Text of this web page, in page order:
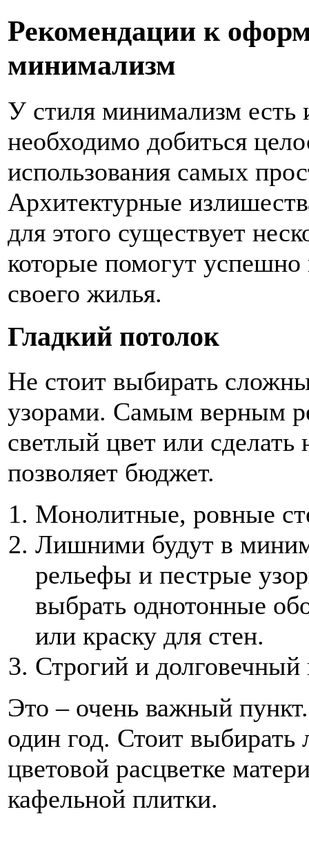
Рекомендации к
минимализм
У стиля минимализм есть
необходимо добиться
использования самых
Архитектурные
для этого существует
которые помогут успешно
своего жилья.
Гладкий потолок
Не стоит выбирать
узорами. Самым верным
светлый цвет или
позволяет бюджет.
Монолитные, ровные
Лишними будут в
рельефы и пестрые
выбрать однотонные
или краску для стен.
Строгий и долговечный
Это – очень важный
один год. Стоит
цветовой расцветке
кафельной плитки.